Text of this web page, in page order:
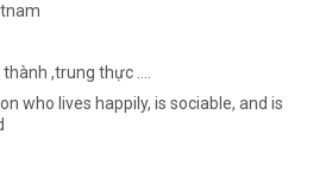
,trung thực ....
who lives happily, is sociable, and is